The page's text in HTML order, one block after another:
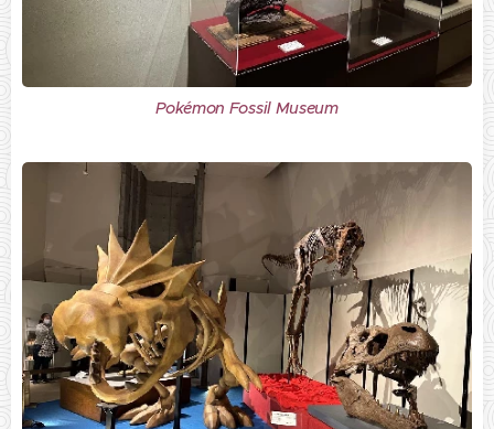
Pokémon Fossil Museum